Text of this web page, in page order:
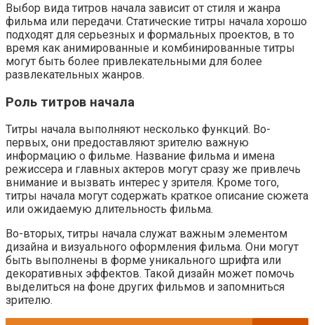
Выбор вида титров начала зависит от стиля и жанра
фильма или передачи. Статические титры начала хорошо
подходят для серьезных и формальных проектов, в то
время как анимированные и комбинированные титры
могут быть более привлекательными для более
развлекательных жанров.
Роль титров начала
Титры начала выполняют несколько функций. Во-
первых, они предоставляют зрителю важную
информацию о фильме. Название фильма и имена
режиссера и главных актеров могут сразу же привлечь
внимание и вызвать интерес у зрителя. Кроме того,
титры начала могут содержать краткое описание сюжета
или ожидаемую длительность фильма.
Во-вторых, титры начала служат важным элементом
дизайна и визуального оформления фильма. Они могут
быть выполнены в форме уникального шрифта или
декоративных эффектов. Такой дизайн может помочь
выделиться на фоне других фильмов и запомниться
зрителю.